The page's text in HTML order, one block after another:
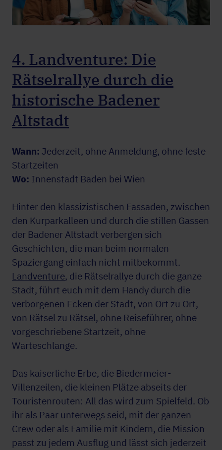
4. Landventure: Die
Rätselrallye durch die
historische Badener
Altstadt
Wann: Jederzeit, ohne Anmeldung, ohne feste
Startzeiten
Wo: Innenstadt Baden bei Wien
Hinter den klassizistischen Fassaden, zwischen
den Kurparkalleen und durch die stillen Gassen
der Badener Altstadt verbergen sich
Geschichten, die man beim normalen
Spaziergang einfach nicht mitbekommt.
Landventure, die Rätselrallye durch die ganze
Stadt, führt euch mit dem Handy durch die
verborgenen Ecken der Stadt, von Ort zu Ort,
von Rätsel zu Rätsel, ohne Reiseführer, ohne
vorgeschriebene Startzeit, ohne
Warteschlange.
Das kaiserliche Erbe, die Biedermeier-
Villenzeilen, die kleinen Plätze abseits der
Touristenrouten: All das wird zum Spielfeld. Ob
ihr als Paar unterwegs seid, mit der ganzen
Crew oder als Familie mit Kindern, die Mission
passt zu jedem Ausflug und lässt sich jederzeit